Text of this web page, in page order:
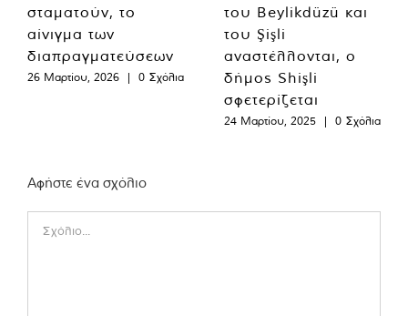
σταματούν, το
αίνιγμα των
διαπραγματεύσεων
26 Μαρτίου, 2026 | 0 Σχόλια
του Beylikdüzü και
του Şişli
αναστέλλονται, ο
δήμος Shişli
σφετερίζεται
24 Μαρτίου, 2025 | 0 Σχόλια
Αφήστε ένα σχόλιο